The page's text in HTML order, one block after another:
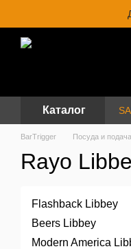
Перейти к основному
Каталог
BarTrigger Посуда и
Rayo
Flashback Libbey
Beers Libbey
Modern America